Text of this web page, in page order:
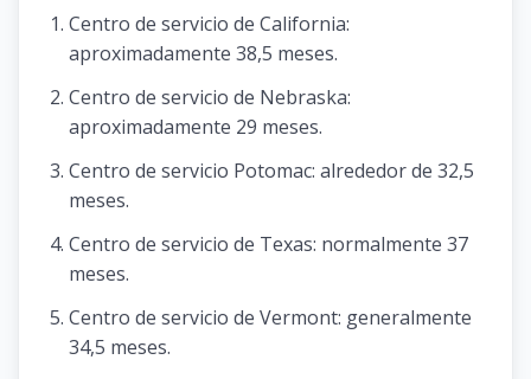
Centro de servicio de California:
aproximadamente 38,5 meses.
Centro de servicio de Nebraska:
aproximadamente 29 meses.
Centro de servicio Potomac: alrededor de 32,5
meses.
Centro de servicio de Texas: normalmente 37
meses.
Centro de servicio de Vermont: generalmente
34,5 meses.